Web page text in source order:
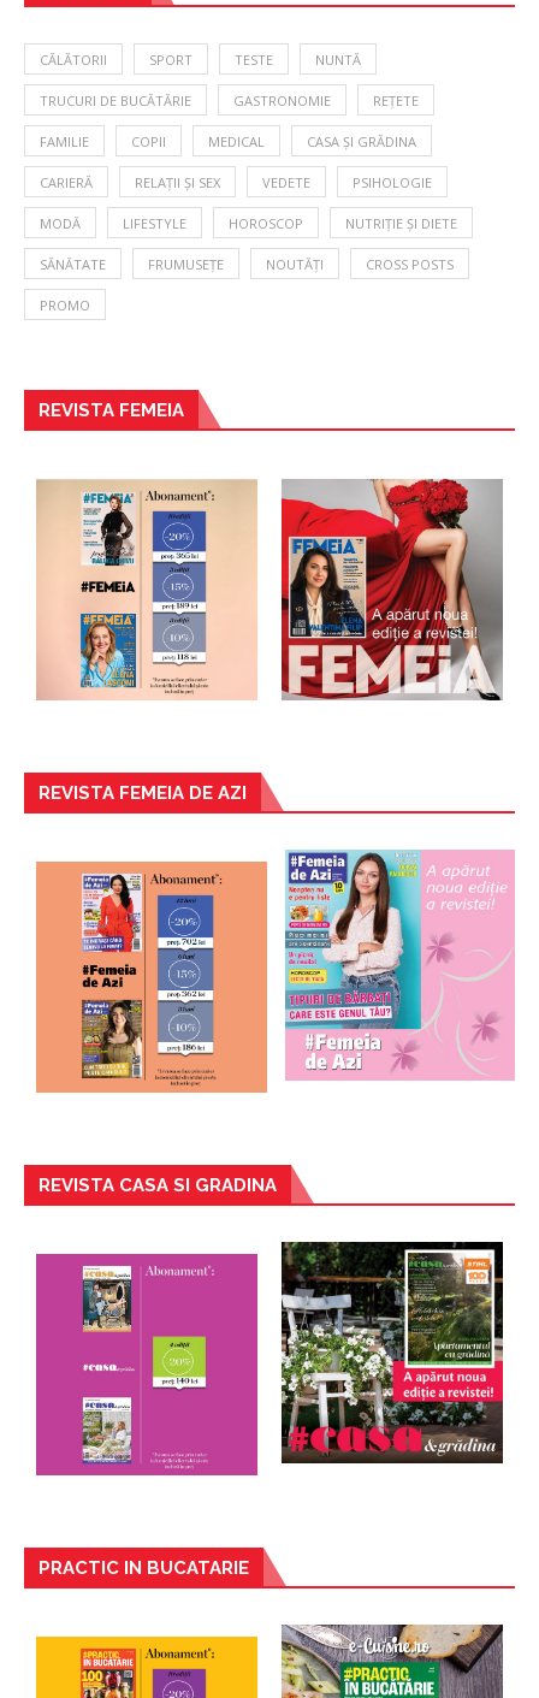
CĂLĂTORII SPORT TESTE NUNTĂ
TRUCURI DE BUCĂTĂRIE GASTRONOMIE REȚETE
FAMILIE COPII MEDICAL CASA ȘI GRĂDINA
CARIERĂ RELAȚII ȘI SEX VEDETE PSIHOLOGIE
MODĂ LIFESTYLE HOROSCOP NUTRIȚIE ȘI DIETE
SĂNĂTATE FRUMUSEȚE NOUTĂȚI CROSS POSTS
PROMO
REVISTA FEMEIA
REVISTA FEMEIA DE AZI
REVISTA CASA SI GRADINA
PRACTIC IN BUCATARIE